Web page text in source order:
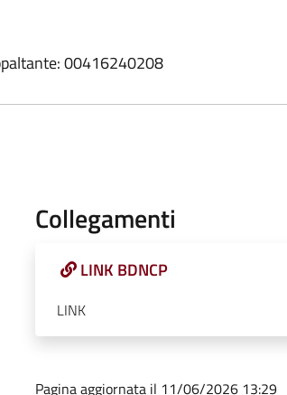
00416240208
Collegamenti
LINK BDNCP
LINK
Pagina aggiornata il 11/06/2026 13:29